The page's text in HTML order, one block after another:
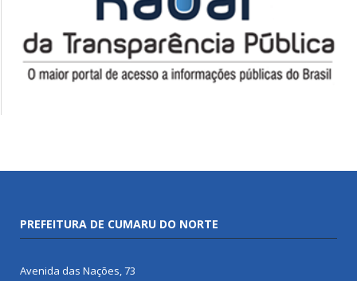
PREFEITURA DE CUMARU DO NORTE
Avenida das Nações, 73